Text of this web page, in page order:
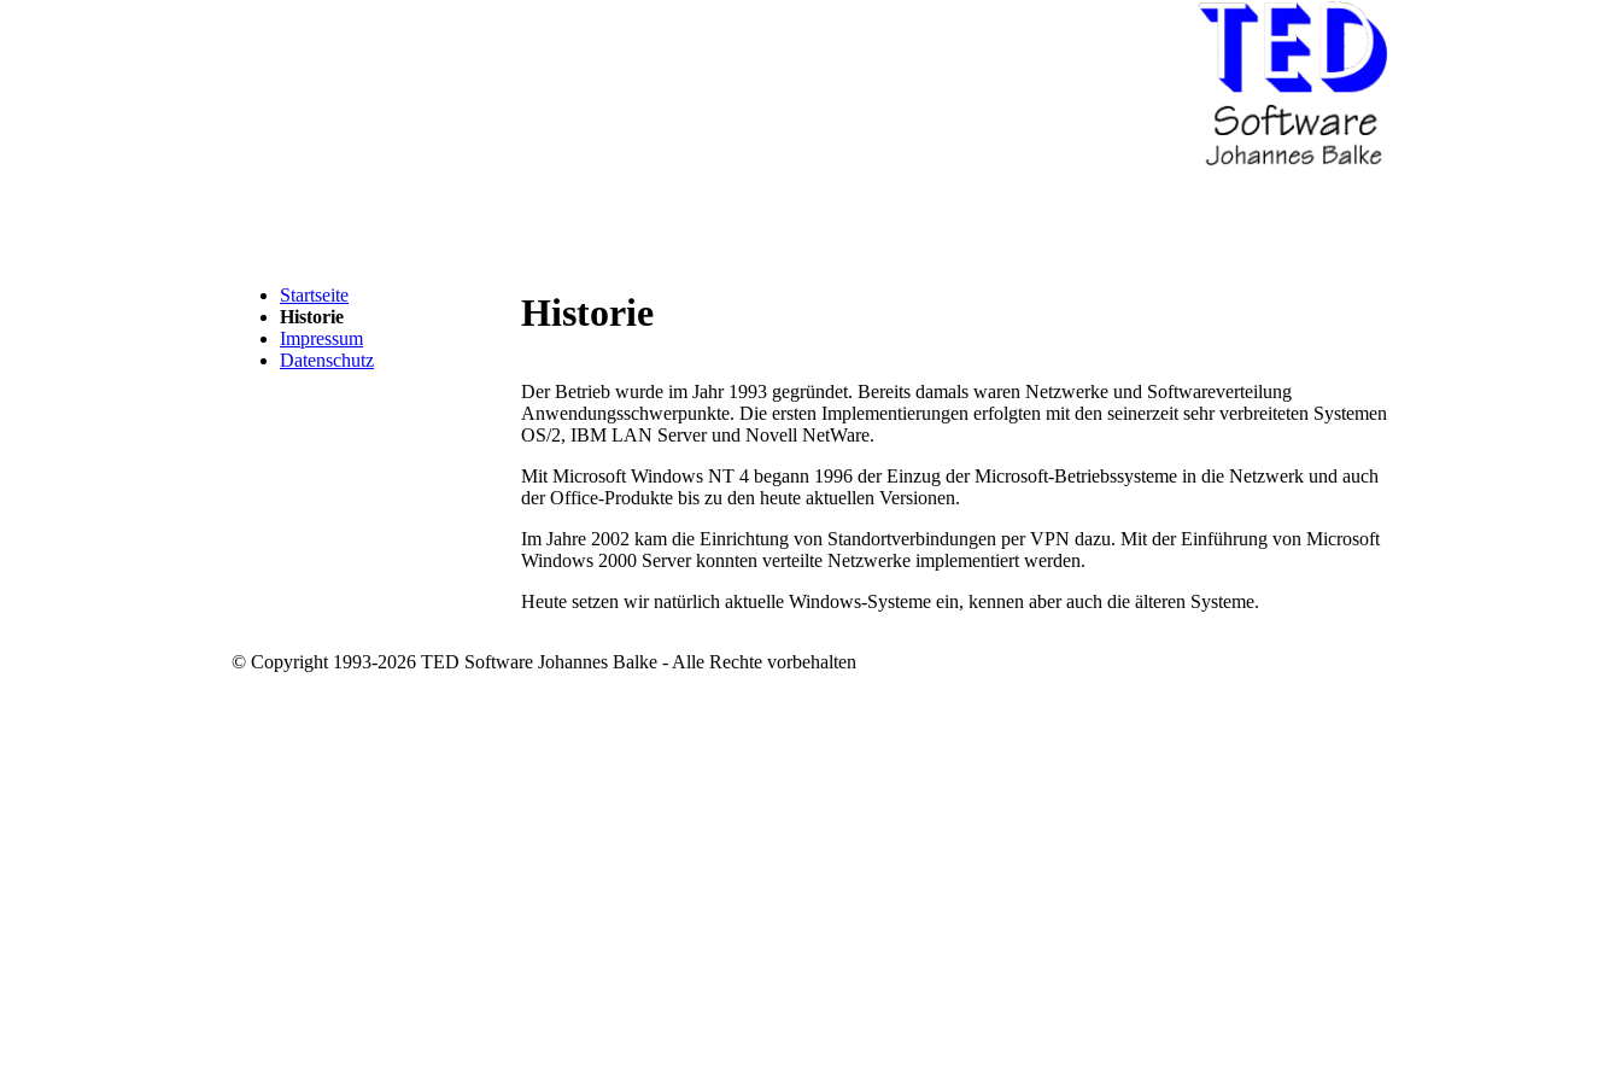
Historie
Der Betrieb wurde im Jahr 1993 gegründet. Bereits damals waren Netzwerke und Softwareverteilung
Anwendungsschwerpunkte. Die ersten Implementierungen erfolgten mit den seinerzeit sehr verbreiteten Systemen
OS/2, IBM LAN Server und Novell NetWare.
Mit Microsoft Windows NT 4 begann 1996 der Einzug der Microsoft-Betriebssysteme in die Netzwerk und auch
der Office-Produkte bis zu den heute aktuellen Versionen.
Im Jahre 2002 kam die Einrichtung von Standortverbindungen per VPN dazu. Mit der Einführung von Microsoft
Windows 2000 Server konnten verteilte Netzwerke implementiert werden.
Heute setzen wir natürlich aktuelle Windows-Systeme ein, kennen aber auch die älteren Systeme.
überspringen
Startseite
Historie
Impressum
Datenschutz
© Copyright 1993-2026 TED Software Johannes Balke - Alle Rechte vorbehalten